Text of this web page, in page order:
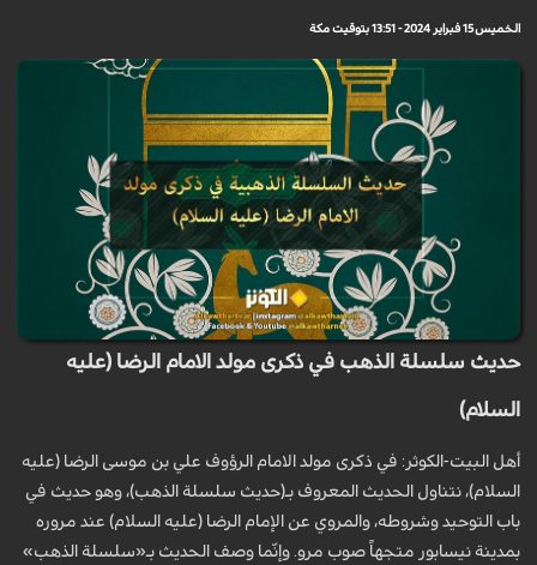
الخميس 15 فبراير 2024 - 13:51 بتوقيت مكة
حديث سلسلة الذهب في ذكرى مولد الامام الرضا (عليه
السلام)
أهل البيت-الكوثر: في ذكرى مولد الامام الرؤوف علي بن موسى الرضا (عليه
السلام)، نتناول الحديث المعروف بـ(حديث سلسلة الذهب)، وهو حديث في
باب التوحيد وشروطه، والمروي عن الإمام الرضا (عليه السلام) عند مروره
بمدينة نيسابور متجهاً صوب مرو. وإنّما وصف الحديث بـ«سلسلة الذهب»